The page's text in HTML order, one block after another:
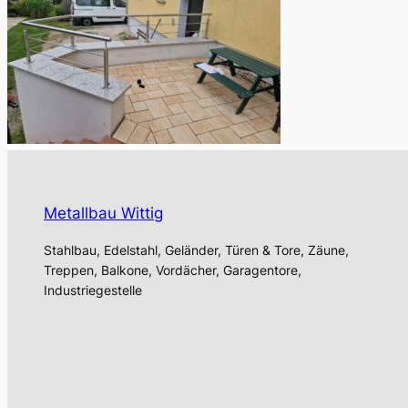
Metallbau Wittig
Stahlbau, Edelstahl, Geländer, Türen & Tore, Zäune,
Treppen, Balkone, Vordächer, Garagentore,
Industriegestelle